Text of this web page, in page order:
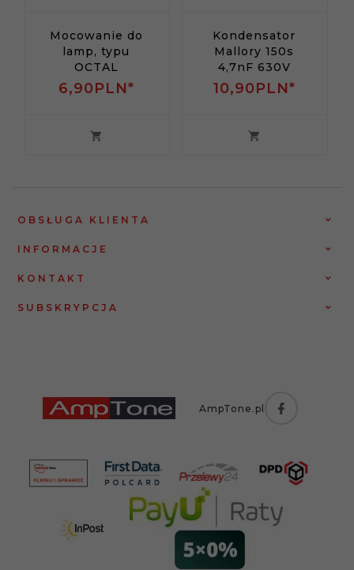
Mocowanie do
lamp, typu
OCTAL
6,90PLN*
Kondensator
Mallory 150s
4,7nF 630V
10,90PLN*
OBSŁUGA KLIENTA
INFORMACJE
KONTAKT
SUBSKRYPCJA
AmpTone.pl